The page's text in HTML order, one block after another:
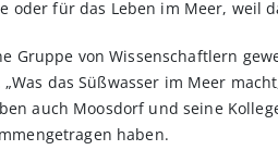
oder für das Leben im Meer,
Gruppe von Wissenschaftlern
das Süßwasser im Meer
auch Moosdorf und seine
haben.